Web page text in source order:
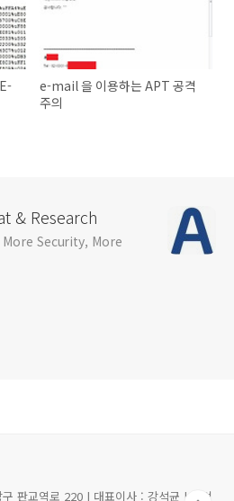
e-mail 을 이용하는 APT 공격
주의
& Research
More Security, More
판교역로 220 | 대표이사 : 강석균 | 사업